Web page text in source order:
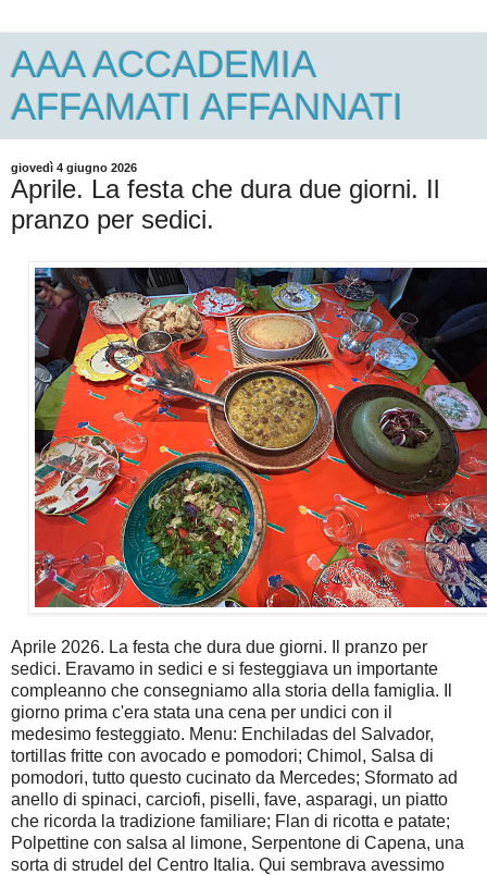
AAA ACCADEMIA
AFFAMATI AFFANNATI
giovedì 4 giugno 2026
Aprile. La festa che dura due giorni. Il
pranzo per sedici.
Aprile 2026. La festa che dura due giorni. Il pranzo per
sedici. Eravamo in sedici e si festeggiava un importante
compleanno che consegniamo alla storia della famiglia. Il
giorno prima c'era stata una cena per undici con il
medesimo festeggiato. Menu: Enchiladas del Salvador,
tortillas fritte con avocado e pomodori; Chimol, Salsa di
pomodori, tutto questo cucinato da Mercedes; Sformato ad
anello di spinaci, carciofi, piselli, fave, asparagi, un piatto
che ricorda la tradizione familiare; Flan di ricotta e patate;
Polpettine con salsa al limone, Serpentone di Capena, una
sorta di strudel del Centro Italia. Qui sembrava avessimo